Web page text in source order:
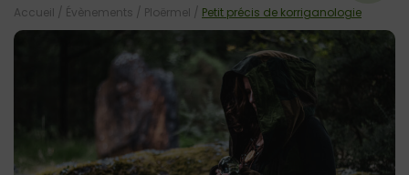
Accueil / Évènements / Ploërmel / Petit précis de korriganologie